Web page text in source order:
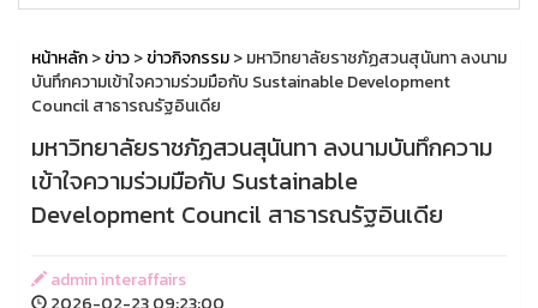
หน้าหลัก>ข่าว>ข่าวกิจกรรม> มหาวิทยาลัยราชภัฏสวนสุนันทา ลงนาม
บันทึกความเข้าใจความร่วมมือกับ Sustainable Development
Council สาธารณรัฐอินเดีย
มหาวิทยาลัยราชภัฏสวนสุนันทา ลงนามบันทึกความ
เข้าใจความร่วมมือกับ Sustainable
Development Council สาธารณรัฐอินเดีย
admin interaffairs